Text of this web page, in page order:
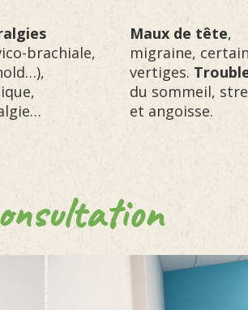
brachiale,
Maux de tête,
migraine,
vertiges.
du sommeil,
et angoisse.